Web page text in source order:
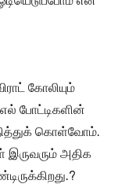
கோலியும்
போட்டிகளின்
கொள்வோம்.
இருவரும் அதிக